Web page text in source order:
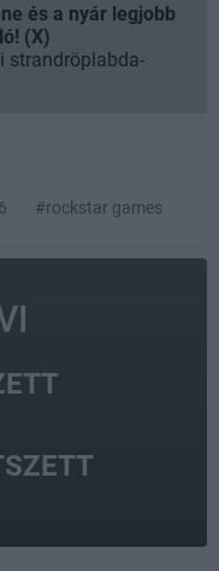
és a nyár legjobb
(X)
strandröplabda-
#rockstar games